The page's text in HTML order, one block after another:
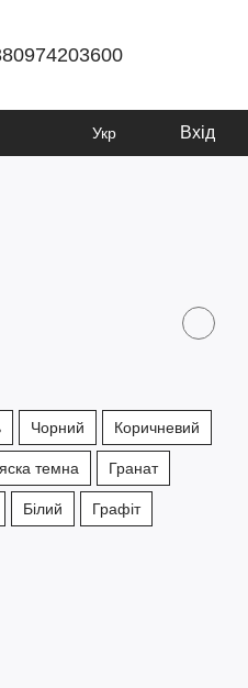
Укр Вхід
Чорний Коричневий
темна Гранат
Білий Графіт